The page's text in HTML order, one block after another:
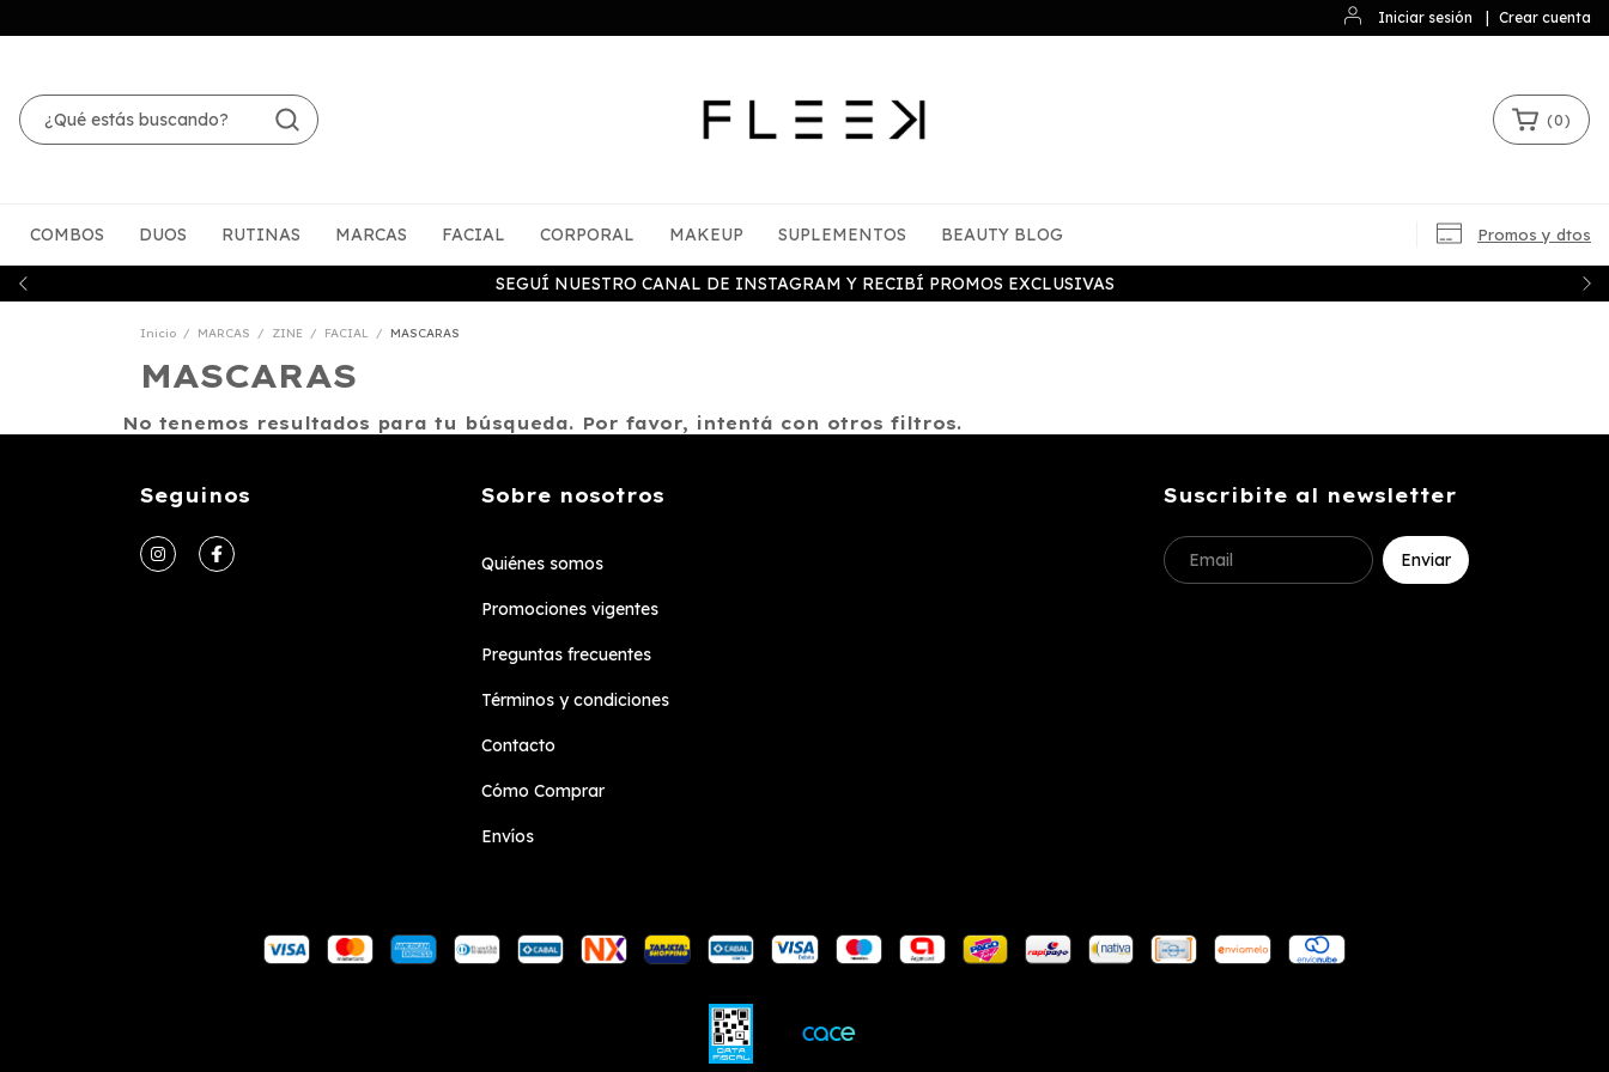
Iniciar sesión Crear cuenta
SEGUÍ NUESTRO CANAL DE INSTAGRAM Y RECIBÍ PROMOS EXCLUSIVAS
(0)
COMBOS DUOS RUTINAS MARCAS FACIAL CORPORAL MAKEUP SUPLEMENTOS BEAUTY BLOG Promos y dtos
Inicio / MARCAS / ZINE / FACIAL / MASCARAS
MASCARAS
No tenemos resultados para tu búsqueda. Por favor, intentá con otros filtros.
Seguinos Sobre nosotros
Quiénes somos
Promociones vigentes
Preguntas frecuentes
Términos y condiciones
Contacto
Cómo Comprar
Envíos
Suscribite al newsletter